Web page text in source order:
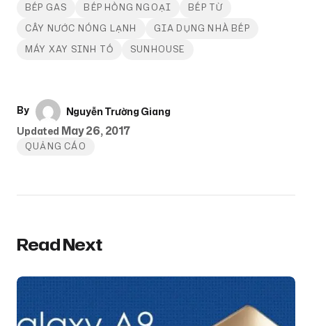
BẾP GAS BẾP HỒNG NGOẠI
BẾP TỪ
CÂY NƯỚC NÓNG LẠNH
GIA DỤNG NHÀ BẾP
MÁY XAY SINH TỐ
SUNHOUSE
By
Nguyễn Trường Giang
Updated May 26, 2017
QUẢNG CÁO
Read Next